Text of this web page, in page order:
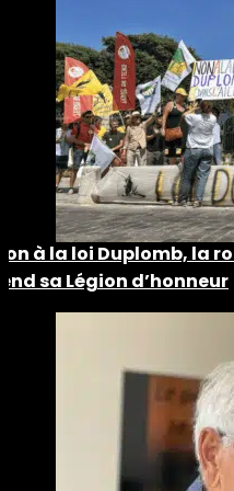
à la loi Duplomb, la
sa Légion d’honneur